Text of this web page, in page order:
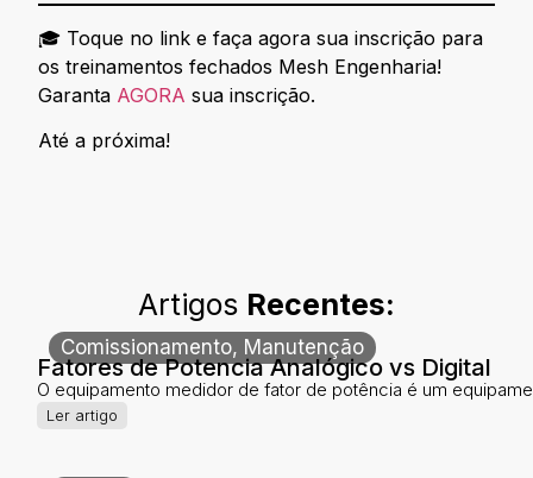
🎓 Toque no link e faça agora sua inscrição para
os treinamentos fechados Mesh Engenharia!
Garanta AGORA sua inscrição.
Até a próxima!
Artigos Recentes:
Comissionamento, Manutenção
Fatores de Potencia Analógico vs Digital
O equipamento medidor de fator de potência é um
Ler artigo